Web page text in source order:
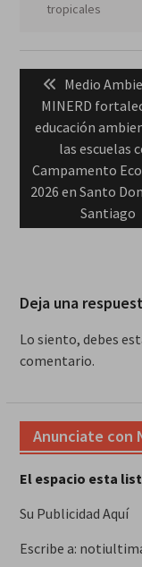
tropicales
Navegación
entradas
Previous
post:
Medio
MINERD
educación
las escuelas
Campamento
2026 en Santo
Santiago
Deja una
Lo siento, debes
comentario.
Anunciate con
El espacio esta
Su Publicidad Aquí
Escribe a: